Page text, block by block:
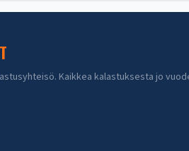
Kaikkea kalastuksesta jo